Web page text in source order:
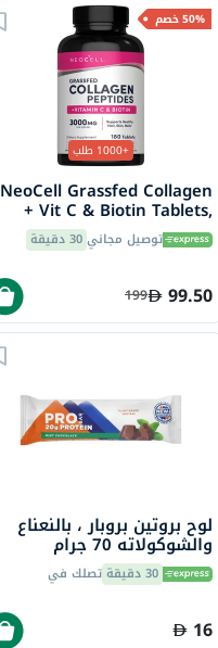
50% خصم
+1000 طلب
NeoCell Grassfed Collagen
+ Vit C & Biotin Tablets,
Pack of 180's
توصيل مجاني30 دقيقة
99.50
199
لوح بروتين بروبار ، بالنعناع
والشوكولاته 70 جرام
30 دقيقة تصلك في
16